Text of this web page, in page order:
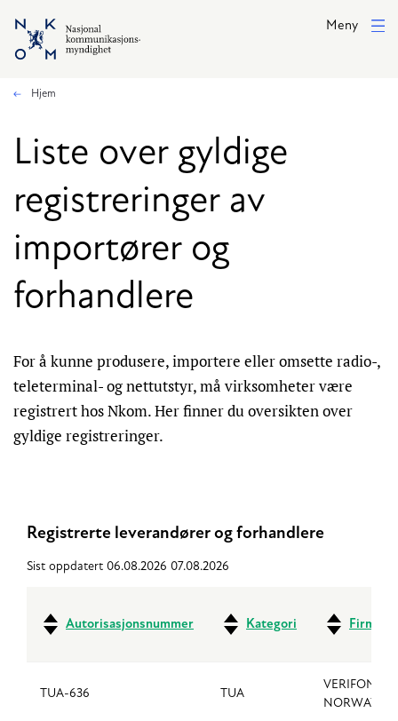
Hopp til hovedinnhold
Meny
Hjem
Liste over gyldige
registreringer av
importører og
forhandlere
For å kunne produsere, importere eller omsette radio-,
teleterminal- og nettutstyr, må virksomheter være
registrert hos Nkom. Her finner du oversikten over
gyldige registreringer.
Registrerte leverandører og forhandlere
Sist oppdatert 06.08.2026 07.08.2026
Autorisasjonsnummer Kategori
TUA-636 TUA
VERIFONE
NORWAY AS